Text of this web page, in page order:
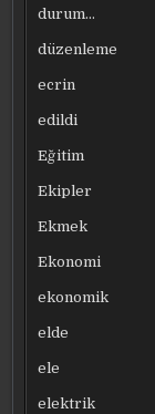
durum…
düzenleme
ecrin
edildi
Eğitim
Ekipler
Ekmek
Ekonomi
ekonomik
elde
ele
elektrik